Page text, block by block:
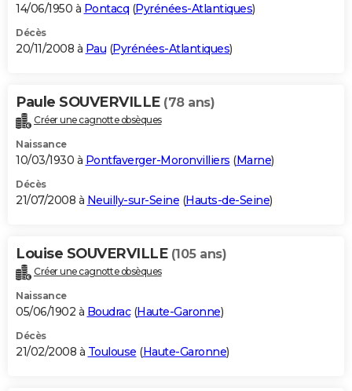
14/06/1950 à Pontacq (Pyrénées-Atlantiques)
Décès
20/11/2008 à Pau (Pyrénées-Atlantiques)
Paule SOUVERVILLE (78 ans)
Créer une cagnotte obsèques
Naissance
10/03/1930 à Pontfaverger-Moronvilliers (Marne)
Décès
21/07/2008 à Neuilly-sur-Seine (Hauts-de-Seine)
Louise SOUVERVILLE (105 ans)
Créer une cagnotte obsèques
Naissance
05/06/1902 à Boudrac(Haute-Garonne)
Décès
21/02/2008 à Toulouse (Haute-Garonne)